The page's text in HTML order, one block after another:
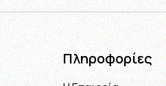
Πληροφορίες